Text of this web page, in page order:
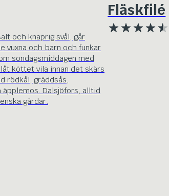
och knaprig svål, går
vuxna och barn och funkar
söndagsmiddagen med
köttet vila innan det skärs
rödkål, gräddsås,
Dalsjöfors, alltid
gårdar.
Fläskfilé